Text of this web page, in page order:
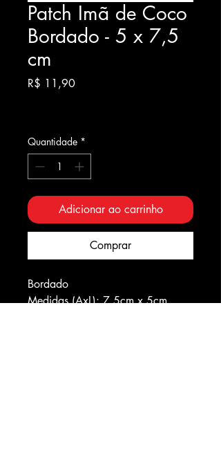
Patch Imã de Coco
Bordado - 5 x 7,5
cm
R$ 11,90Preço
Quantidade *
Adicionar ao carrinho
Comprar
Bordado
Medidas (AxL): 7,5cm x 5cm